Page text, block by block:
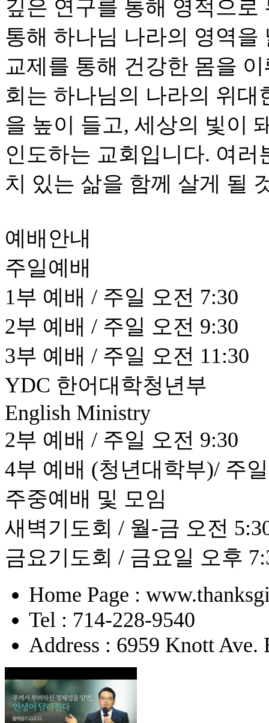
깊은 연구를 통해 영적으
통해 하나님 나라의 영역
교제를 통해 건강한 몸을
회는 하나님의 나라의 위
을 높이 들고, 세상의 빛이
인도하는 교회입니다. 여
치 있는 삶을 함께 살게 될
예배안내
주일예배
1부 예배 / 주일 오전 7:30
2부 예배 / 주일 오전 9:30
3부 예배 / 주일 오전 11:30
YDC 한어대학청년부
English Ministry
2부 예배 / 주일 오전 9:30
4부 예배 (청년대학부)/ 주
주중예배 및 모임
새벽기도회 / 월-금 오전
금요기도회 / 금요일 오후
Home Page :
Tel : 714-228-9540
Address : 6959 Knott Ave.